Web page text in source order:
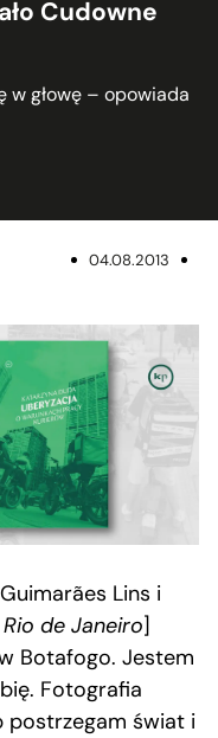
Cudowne
w głowę – opowiada
04.08.2013
Lins i
de Janeiro]
Botafogo. Jestem
Fotografia
postrzegam świat i